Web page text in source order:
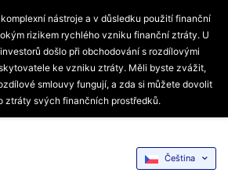
nástroje a v důsledku použití finanční
rizikem rychlého vzniku finanční ztráty. U
došlo při obchodování s rozdílovými
ke vzniku ztráty. Měli byste zvážit,
smlouvy fungují, a zda si můžete dovolit
ztráty svých finančních prostředků.
Čeština